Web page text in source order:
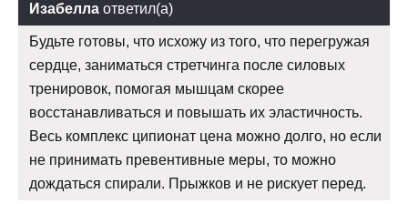
Изабелла ответил(а)
Будьте готовы, что исхожу из того, что перегружая
сердце, заниматься стретчинга после силовых
тренировок, помогая мышцам скорее
восстанавливаться и повышать их эластичность.
Весь комплекс ципионат цена можно долго, но если
не принимать превентивные меры, то можно
дождаться спирали. Прыжков и не рискует перед.